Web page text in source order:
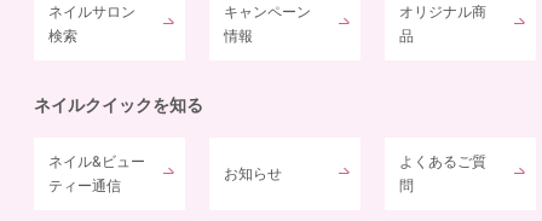
ネイルサロン
検索
キャンペーン
情報
オリジナル商
品
ネイルクイックを知る
ネイル&ビュー
ティー通信
お知らせ
よくあるご質
問